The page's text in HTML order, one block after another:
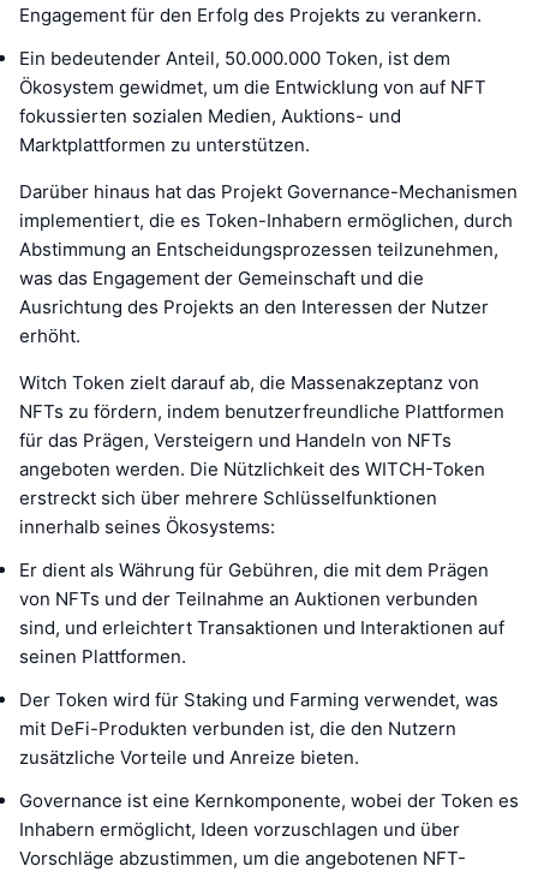
Engagement für den Erfolg des Projekts zu verankern.
Ein bedeutender Anteil, 50.000.000 Token, ist dem
Ökosystem gewidmet, um die Entwicklung von auf NFT
fokussierten sozialen Medien, Auktions- und
Marktplattformen zu unterstützen.
Darüber hinaus hat das Projekt Governance-Mechanismen
implementiert, die es Token-Inhabern ermöglichen, durch
Abstimmung an Entscheidungsprozessen teilzunehmen,
was das Engagement der Gemeinschaft und die
Ausrichtung des Projekts an den Interessen der Nutzer
erhöht.
Witch Token zielt darauf ab, die Massenakzeptanz von
NFTs zu fördern, indem benutzerfreundliche Plattformen
für das Prägen, Versteigern und Handeln von NFTs
angeboten werden. Die Nützlichkeit des WITCH-Token
erstreckt sich über mehrere Schlüsselfunktionen
innerhalb seines Ökosystems:
Er dient als Währung für Gebühren, die mit dem Prägen
von NFTs und der Teilnahme an Auktionen verbunden
sind, und erleichtert Transaktionen und Interaktionen auf
seinen Plattformen.
Der Token wird für Staking und Farming verwendet, was
mit DeFi-Produkten verbunden ist, die den Nutzern
zusätzliche Vorteile und Anreize bieten.
Governance ist eine Kernkomponente, wobei der Token es
Inhabern ermöglicht, Ideen vorzuschlagen und über
Vorschläge abzustimmen, um die angebotenen NFT-